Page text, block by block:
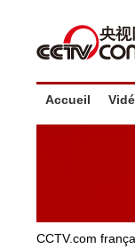
Accueil
CCTV.com